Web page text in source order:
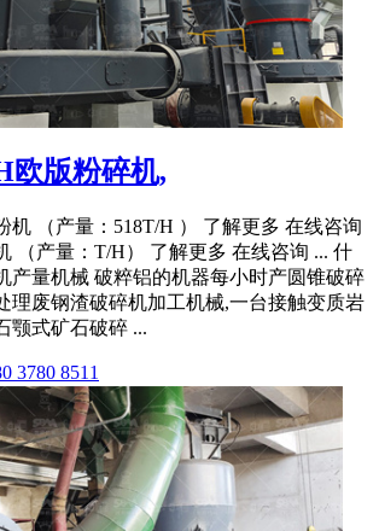
欧版粉碎机,
机 （产量：518T/H ） 了解更多 在线咨询
（产量：T/H） 了解更多 在线咨询 ... 什
产量机械 破粹铝的机器每小时产圆锥破碎
理废钢渣破碎机加工机械,一台接触变质岩
颚式矿石破碎 ...
3780 8511